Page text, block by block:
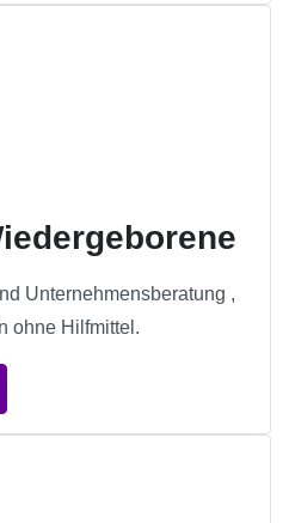
Unternehmensberatung ,
ohne Hilfmittel.